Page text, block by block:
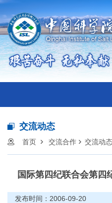
交流动态
首页 交流合作 交流动态
国际第四纪联合会第四
发布时间：2006-09-20